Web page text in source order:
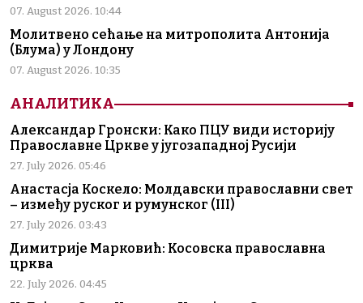
07. August 2026. 10:44
Молитвено сећање на митрополита Антонија
(Блума) у Лондону
07. August 2026. 10:35
АНАЛИТИКА
Александар Гронски: Како ПЦУ види историју
Православне Цркве у југозападној Русији
27. July 2026. 05:46
Анастасја Коскело: Молдавски православни свет
– између руског и румунског (III)
27. July 2026. 03:43
Димитрије Марковић: Косовска православна
црква
22. July 2026. 04:45